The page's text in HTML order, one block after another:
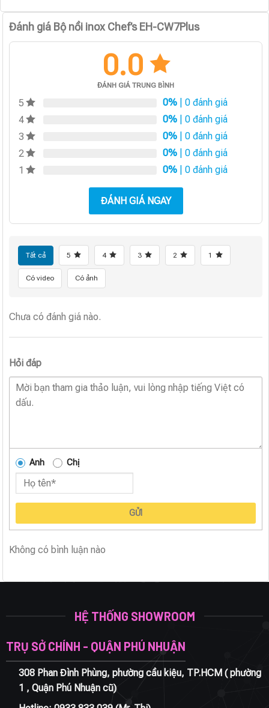
Đánh giá Bộ nồi inox Chef’s EH-CW7Plus
0.0
ĐÁNH GIÁ TRUNG BÌNH
5 0% | 0 đánh giá
4
0% | 0 đánh giá
3
0% | 0 đánh giá
2
0% | 0 đánh giá
1
0% | 0 đánh giá
ĐÁNH GIÁ NGAY
Tất cả 5 4 3 2 1
Có video Có ảnh
Chưa có đánh giá nào.
Hỏi đáp
Anh Chị
GỬI
Không có bình luận nào
HỆ THỐNG SHOWROOM
TRỤ SỞ CHÍNH - QUẬN PHÚ NHUẬN
308 Phan Đình Phùng, phường cầu kiệu, TP.HCM ( phường
1 , Quận Phú Nhuận cũ)